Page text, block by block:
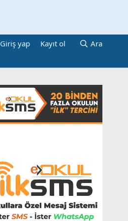
Giriş yap Kayıt ol Ara